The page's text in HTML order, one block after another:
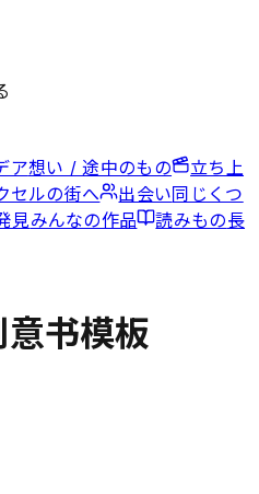
ア想い / 途中のもの
立ち上
セルの街へ 出会い同じくつ
見みんなの作品 読みもの長
书模板